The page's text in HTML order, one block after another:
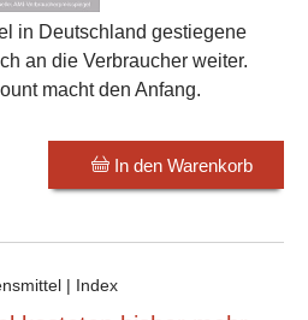
in Deutschland gestiegene
an die Verbraucher weiter.
macht den Anfang.
In den Warenkorb
| Index